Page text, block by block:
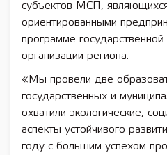
субъектов МСП,
ориентированными
программе
организации региона.
«Мы провели две
государственных и
охватили экологические,
аспекты устойчивого
году с большим успехом